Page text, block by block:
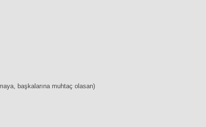
başkalarına muhtaç olasan)